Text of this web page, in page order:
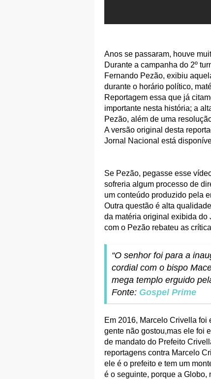
Anos se passaram, houve
Durante a campanha do 2º
Fernando Pezão, exibiu
durante o horário político,
Reportagem essa que já
importante nesta história; a
Pezão, além de uma
A versão original desta
Jornal Nacional está
Se Pezão, pegasse esse
sofreria algum processo de
um conteúdo produzido pela
Outra questão é alta
da matéria original exibida do
com o Pezão rebateu as
“O senhor foi para a
cordial com o bispo
mega templo erguido
Fonte: Gospel Prime
Em 2016, Marcelo Crivella
gente não gostou,mas ele foi
de mandato do Prefeito
reportagens contra Marcelo
ele é o prefeito e tem um
é o seguinte, porque a